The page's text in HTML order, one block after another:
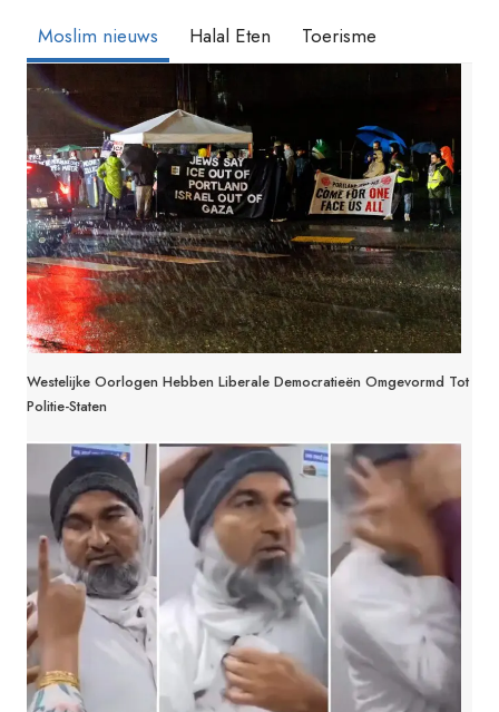
Moslim nieuws Halal Eten Toerisme
Westelijke Oorlogen Hebben Liberale Democratieën Omgevormd Tot
Politie-Staten